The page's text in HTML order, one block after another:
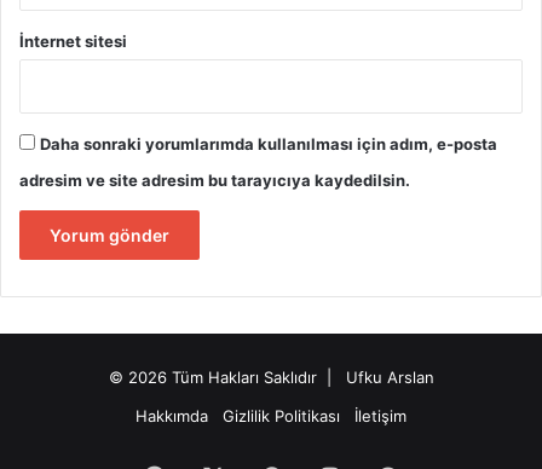
İnternet sitesi
Daha sonraki yorumlarımda kullanılması için adım, e-posta
adresim ve site adresim bu tarayıcıya kaydedilsin.
© 2026 Tüm Hakları Saklıdır | Ufku Arslan
Hakkımda
Gizlilik Politikası İletişim